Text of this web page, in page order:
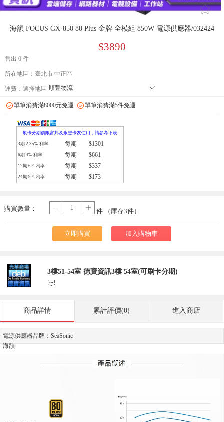
󰄔
海韻 FOCUS GX-850 80 Plus 金牌 全模組 850W 電源供應器/032424
$3890
售出 0 件
所在地區：臺北市 中正區
運費： 選擇地區 順豐物流 󰄘
郵局
單筆消費滿8000元免運 單筆消費滿5件免運
刷卡分期價限富邦及永豐卡友使用，請參考下表
3期 2.35% 利率 每期 $1301
6期 4% 利率 每期 $661
12期 6% 利率 每期 $337
24期 9% 利率 每期 $173
購買數量：
- 件 （庫存3件）
立即購買 加入購物車
3樓51-54室 德寶資訊3樓 54室(可刷卡分期)
󰃨
商品詳情 累計評價(0) 進入商店
電源供應器品牌：SeaSonic
海韻